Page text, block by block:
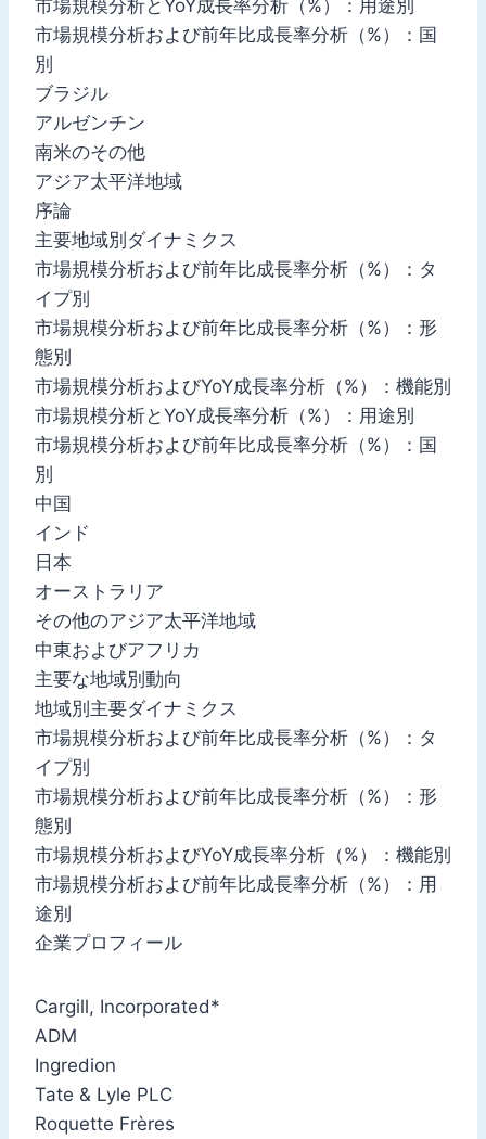
市場規模分析とYoY成長率分析（%）：用途別
市場規模分析および前年比成長率分析（%）：国
別
ブラジル
アルゼンチン
南米のその他
アジア太平洋地域
序論
主要地域別ダイナミクス
市場規模分析および前年比成長率分析（%）：タ
イプ別
市場規模分析および前年比成長率分析（%）：形
態別
市場規模分析およびYoY成長率分析（%）：機能別
市場規模分析とYoY成長率分析（%）：用途別
市場規模分析および前年比成長率分析（%）：国
別
中国
インド
日本
オーストラリア
その他のアジア太平洋地域
中東およびアフリカ
主要な地域別動向
地域別主要ダイナミクス
市場規模分析および前年比成長率分析（%）：タ
イプ別
市場規模分析および前年比成長率分析（%）：形
態別
市場規模分析およびYoY成長率分析（%）：機能別
市場規模分析および前年比成長率分析（%）：用
途別
企業プロフィール
Cargill, Incorporated*
ADM
Ingredion
Tate & Lyle PLC
Roquette Frères